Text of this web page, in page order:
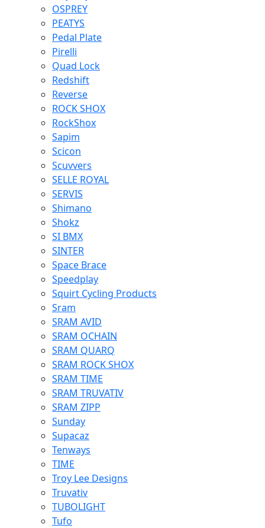
OSPREY
PEATYS
Pedal Plate
Pirelli
Quad Lock
Redshift
Reverse
ROCK SHOX
RockShox
Sapim
Scicon
Scuvvers
SELLE ROYAL
SERVIS
Shimano
Shokz
SI BMX
SINTER
Space Brace
Speedplay
Squirt Cycling Products
Sram
SRAM AVID
SRAM OCHAIN
SRAM QUARQ
SRAM ROCK SHOX
SRAM TIME
SRAM TRUVATIV
SRAM ZIPP
Sunday
Supacaz
Tenways
TIME
Troy Lee Designs
Truvativ
TUBOLIGHT
Tufo